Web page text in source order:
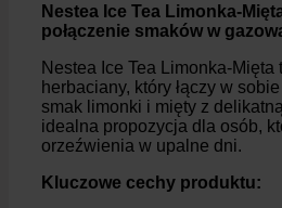
Nestea Ice Tea Limonka-
połączenie smaków w
Nestea Ice Tea Limonka-
herbaciany, który łączy w
smak limonki i mięty z
idealna propozycja dla osób,
orzeźwienia w upalne dni.
Kluczowe cechy produktu: